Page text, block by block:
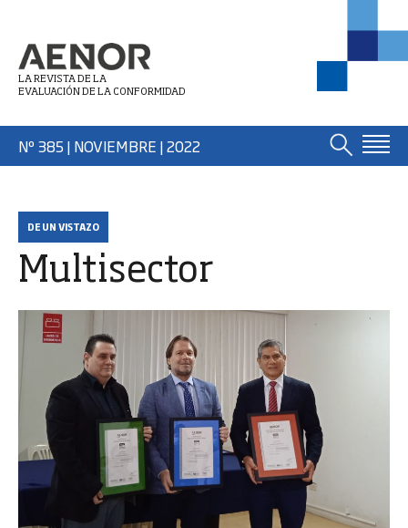
LA REVISTA DE LA
EVALUACIÓN DE LA CONFORMIDAD
Nº 385 | NOVIEMBRE | 2022
DE UN VISTAZO
Multisector